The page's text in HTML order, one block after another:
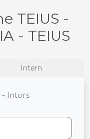
TEIUS -
- TEIUS
Intern
- Intors